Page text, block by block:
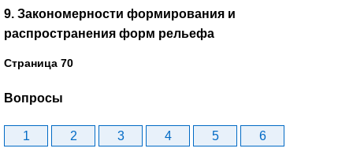
9. Закономерности формирования и
распространения форм рельефа
Страница 70
Вопросы
1 2 3 4 5 6